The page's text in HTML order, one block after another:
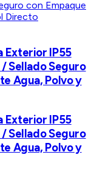
Exterior IP55
Sellado Seguro
Agua, Polvo y
Exterior IP55
Sellado Seguro
Agua, Polvo y